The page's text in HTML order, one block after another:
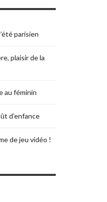
parisien
plaisir de la
au féminin
d’enfance
de jeu vidéo !